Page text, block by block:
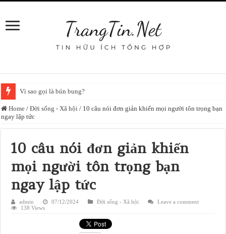
Vì sao gọi là bún bung?
Home / Đời sống - Xã hội / 10 câu nói đơn giản khiến mọi người tôn trọng bạn
ngay lập tức
10 câu nói đơn giản khiến
mọi người tôn trọng bạn
ngay lập tức
admin 07/12/2024 Đời sống - Xã hội
Leave a comment
138 Views